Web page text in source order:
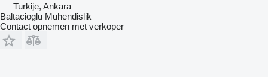
Turkije, Ankara
Baltacioglu Muhendislik
Contact opnemen met verkoper